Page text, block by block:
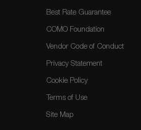
Best Rate Guarantee
COMO Foundation
Vendor Code of Conduct
Privacy Statement
Cookie Policy
Terms of Use
Site Map